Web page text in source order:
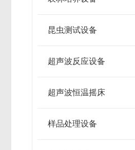
昆虫测试设备
超声波反应设备
超声波恒温摇床
样品处理设备